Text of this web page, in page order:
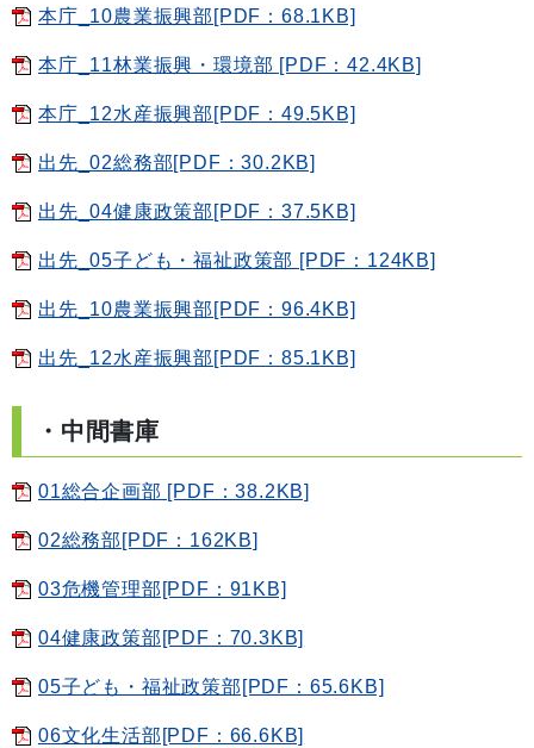
本庁_10農業振興部[PDF：68.1KB]
本庁_11林業振興・環境部 [PDF：42.4KB]
本庁_12水産振興部[PDF：49.5KB]
出先_02総務部[PDF：30.2KB]
出先_04健康政策部[PDF：37.5KB]
出先_05子ども・福祉政策部 [PDF：124KB]
出先_10農業振興部[PDF：96.4KB]
出先_12水産振興部[PDF：85.1KB]
・中間書庫
01総合企画部 [PDF：38.2KB]
02総務部[PDF：162KB]
03危機管理部[PDF：91KB]
04健康政策部[PDF：70.3KB]
05子ども・福祉政策部[PDF：65.6KB]
06文化生活部[PDF：66.6KB]